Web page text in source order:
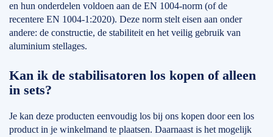
en hun onderdelen voldoen aan de EN 1004-norm (of de
recentere EN 1004-1:2020). Deze norm stelt eisen aan onder
andere: de constructie, de stabiliteit en het veilig gebruik van
aluminium stellages.
Kan ik de stabilisatoren los kopen of alleen
in sets?
Je kan deze producten eenvoudig los bij ons kopen door een los
product in je winkelmand te plaatsen. Daarnaast is het mogelijk